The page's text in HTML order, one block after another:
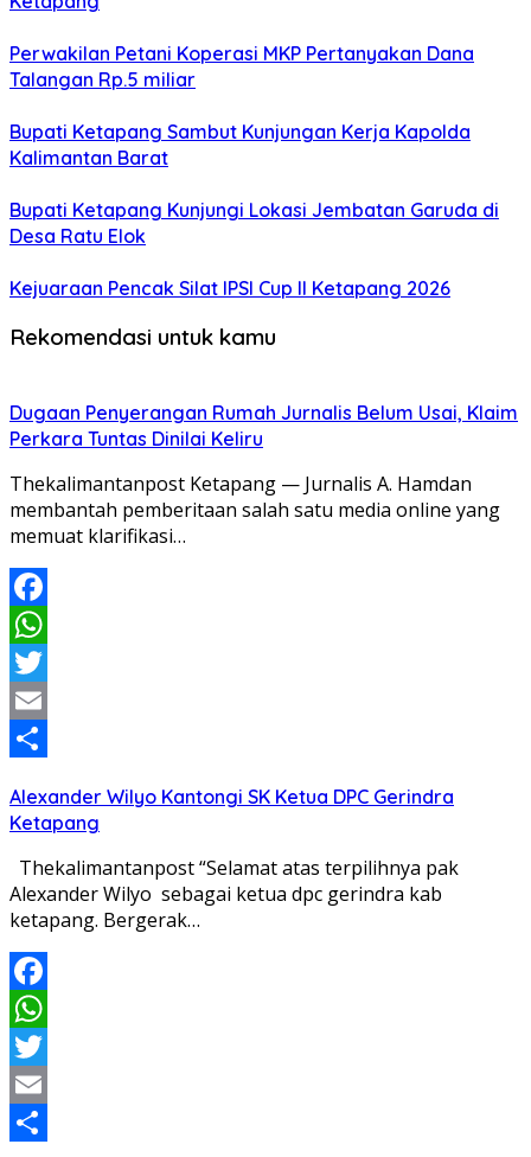
Perwakilan Petani Koperasi MKP Pertanyakan Dana
Talangan Rp.5 miliar
Bupati Ketapang Sambut Kunjungan Kerja Kapolda
Kalimantan Barat
Bupati Ketapang Kunjungi Lokasi Jembatan Garuda di
Desa Ratu Elok
Kejuaraan Pencak Silat IPSI Cup II Ketapang 2026
Rekomendasi untuk kamu
Dugaan Penyerangan Rumah Jurnalis Belum Usai, Klaim
Perkara Tuntas Dinilai Keliru
Thekalimantanpost Ketapang — Jurnalis A. Hamdan
membantah pemberitaan salah satu media online yang
memuat klarifikasi…
Facebook
WhatsApp
Twitter
Email
Alexander Wilyo Kantongi SK Ketua DPC Gerindra
Ketapang
Thekalimantanpost “Selamat atas terpilihnya pak
Alexander Wilyo sebagai ketua dpc gerindra kab
ketapang. Bergerak…
Facebook
WhatsApp
Twitter
Email